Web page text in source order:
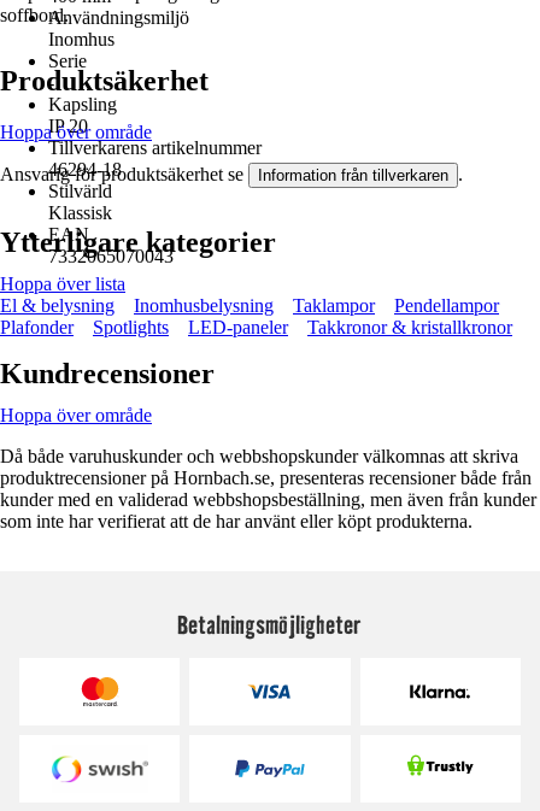
Användningsmiljö
Inomhus
Serie
-
Kapsling
IP 20
Tillverkarens artikelnummer
46294-18
Stilvärld
Klassisk
EAN
7332065070043
soffbord.
Produktsäkerhet
Hoppa över område
Ansvarig för produktsäkerhet se Information från tillverkaren .
Ytterligare kategorier
Hoppa över lista
El & belysning
Inomhusbelysning Taklampor
Pendellampor
Plafonder
Spotlights LED-paneler Takkronor & kristallkronor
Kundrecensioner
Hoppa över område
Då både varuhuskunder och webbshopskunder välkomnas att skriva
produktrecensioner på Hornbach.se, presenteras recensioner både från
kunder med en validerad webbshopsbeställning, men även från kunder
som inte har verifierat att de har använt eller köpt produkterna.
Betalningsmöjligheter